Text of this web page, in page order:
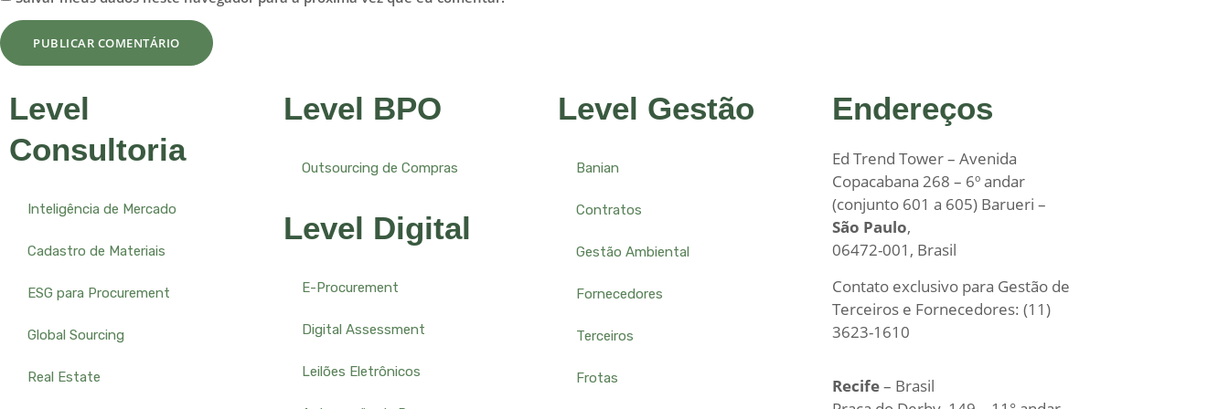
Level
Consultoria
Inteligência de Mercado
Cadastro de Materiais
ESG para Procurement
Global Sourcing
Real Estate
Level BPO
Outsourcing de Compras
Level Digital
E-Procurement
Digital Assessment
Leilões Eletrônicos
Level Gestão
Banian
Contratos
Gestão Ambiental
Fornecedores
Terceiros
Frotas
Endereços
Ed Trend Tower – Avenida
Copacabana 268 – 6º andar
(conjunto 601 a 605) Barueri –
São Paulo,
06472-001, Brasil
Contato exclusivo para Gestão de
Terceiros e Fornecedores: (11)
3623-1610
Recife– Brasil